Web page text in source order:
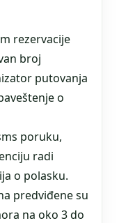
rezervacije
broj
putovanja
o
poruku,
radi
o polasku.
predviđene su
na oko 3 do